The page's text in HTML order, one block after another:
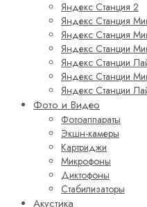
Яндекс Станция 2
Яндекс Станция
Яндекс Станция
Яндекс Станции
Яндекс Станции
Яндекс Станции
Яндекс Станции
Фото и Видео
Фотоаппараты
Экшн-камеры
Картриджи
Микрофоны
Диктофоны
Стабилизаторы
Акустика